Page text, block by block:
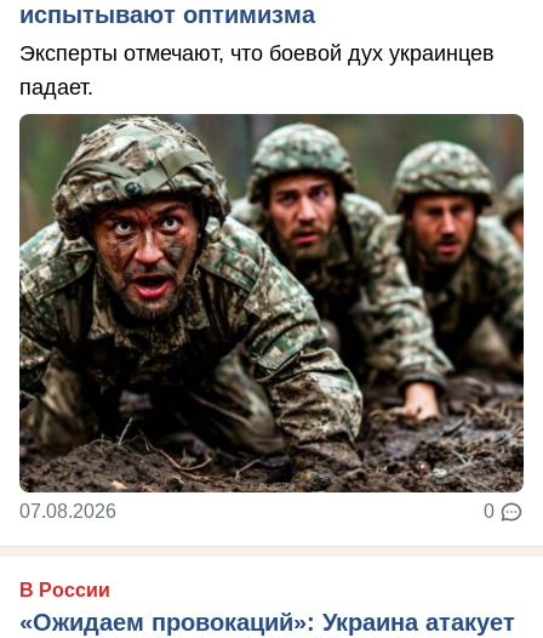
испытывают оптимизма
Эксперты отмечают, что боевой дух украинцев
падает.
07.08.2026 0
В России
«Ожидаем провокаций»: Украина атакует